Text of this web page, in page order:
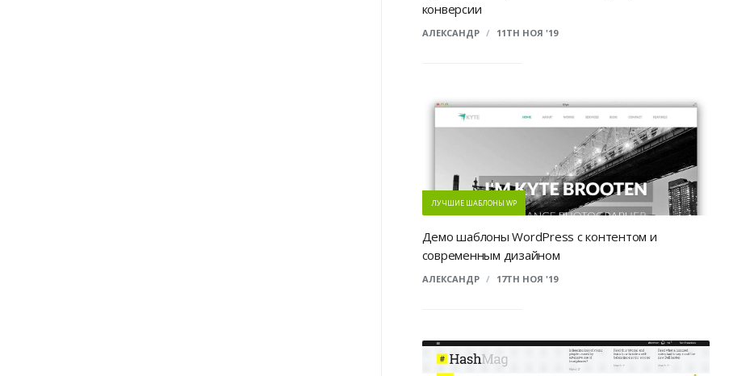
конверсии
АЛЕКСАНДР / 11TH НОЯ '19
ЛУЧШИЕ ШАБЛОНЫ WP
Демо шаблоны WordPress с контентом и
современным дизайном
АЛЕКСАНДР / 17TH НОЯ '19